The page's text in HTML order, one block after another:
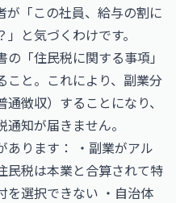
が「この社員、給与の割に
と気づくわけです。
「住民税に関する事項」
こと。これにより、副業分
徴収）することになり、
知が届きません。
あります： ・副業がアル
民税は本業と合算されて特
を選択できない ・自治体